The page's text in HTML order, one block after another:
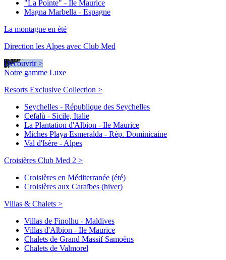
"La Pointe" - Ile Maurice
Magna Marbella - Espagne
La montagne en été
Direction les Alpes avec Club Med
Découvrir >
Notre gamme Luxe
Resorts Exclusive Collection >
Seychelles - République des Seychelles
Cefalù - Sicile, Italie
La Plantation d'Albion - Ile Maurice
Miches Playa Esmeralda - Rép. Dominicaine
Val d'Isère - Alpes
Croisières Club Med 2 >
Croisières en Méditerranée (été)
Croisières aux Caraïbes (hiver)
Villas & Chalets >
Villas de Finolhu - Maldives
Villas d'Albion - Ile Maurice
Chalets de Grand Massif Samoëns
Chalets de Valmorel